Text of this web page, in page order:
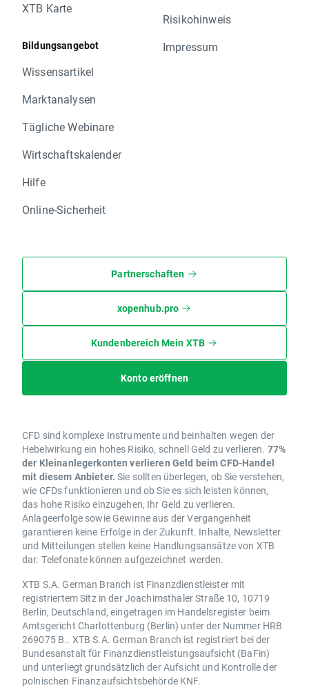
XTB Karte
Bildungsangebot
Wissensartikel
Marktanalysen
Tägliche Webinare
Wirtschaftskalender
Hilfe
Online-Sicherheit
Risikohinweis
Impressum
Partnerschaften
xopenhub.pro
Kundenbereich Mein XTB
Konto eröffnen
CFD sind komplexe Instrumente und beinhalten wegen der
Hebelwirkung ein hohes Risiko, schnell Geld zu verlieren. 77%
der Kleinanlegerkonten verlieren Geld beim CFD-Handel
mit diesem Anbieter. Sie sollten überlegen, ob Sie verstehen,
wie CFDs funktionieren und ob Sie es sich leisten können,
das hohe Risiko einzugehen, Ihr Geld zu verlieren.
Anlageerfolge sowie Gewinne aus der Vergangenheit
garantieren keine Erfolge in der Zukunft. Inhalte, Newsletter
und Mitteilungen stellen keine Handlungsansätze von XTB
dar. Telefonate können aufgezeichnet werden.
XTB S.A. German Branch ist Finanzdienstleister mit
registriertem Sitz in der Joachimsthaler Straße 10, 10719
Berlin, Deutschland, eingetragen im Handelsregister beim
Amtsgericht Charlottenburg (Berlin) unter der Nummer HRB
269075 B.. XTB S.A. German Branch ist registriert bei der
Bundesanstalt für Finanzdienstleistungsaufsicht (BaFin)
und unterliegt grundsätzlich der Aufsicht und Kontrolle der
polnischen Finanzaufsichtsbehörde KNF.